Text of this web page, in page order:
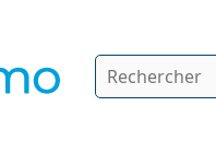
Rechercher